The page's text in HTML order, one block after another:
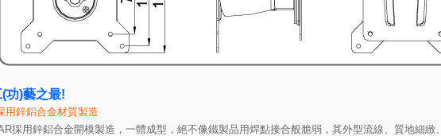
功)藝之最!
鋅鋁合金材質製造
採用鋅鋁合金開模製造，一體成型，絕不像鐵製品用焊點接合般脆弱，其外型流線、質地細緻、